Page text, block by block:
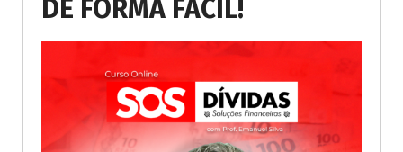
DE FORMA FÁCIL!